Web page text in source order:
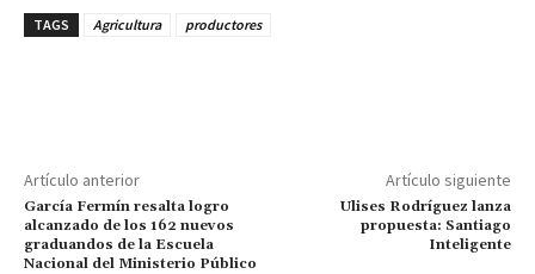
TAGS Agricultura productores
Artículo anterior
García Fermín resalta logro
alcanzado de los 162 nuevos
graduandos de la Escuela
Nacional del Ministerio Público
Artículo siguiente
Ulises Rodríguez lanza
propuesta: Santiago
Inteligente